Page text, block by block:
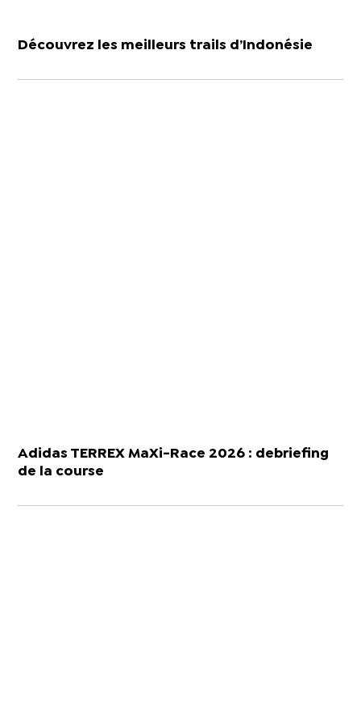
Découvrez les meilleurs trails d’Indonésie
Adidas TERREX MaXi-Race 2026 : debriefing
de la course